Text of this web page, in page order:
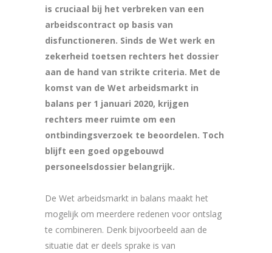
is cruciaal bij het verbreken van een
arbeidscontract op basis van
disfunctioneren. Sinds de Wet werk en
zekerheid toetsen rechters het dossier
aan de hand van strikte criteria. Met de
komst van de Wet arbeidsmarkt in
balans per 1 januari 2020, krijgen
rechters meer ruimte om een
ontbindingsverzoek te beoordelen. Toch
blijft een goed opgebouwd
personeelsdossier belangrijk.
De Wet arbeidsmarkt in balans maakt het
mogelijk om meerdere redenen voor ontslag
te combineren. Denk bijvoorbeeld aan de
situatie dat er deels sprake is van